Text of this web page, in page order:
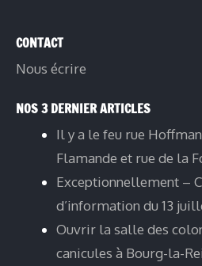
CONTACT
Nous écrire
NOS 3 DERNIER ARTICLES
Il y a le feu rue
Flamande et rue de la
Exceptionnellement –
d’information du 13
Ouvrir la salle des
canicules à Bourg-la-